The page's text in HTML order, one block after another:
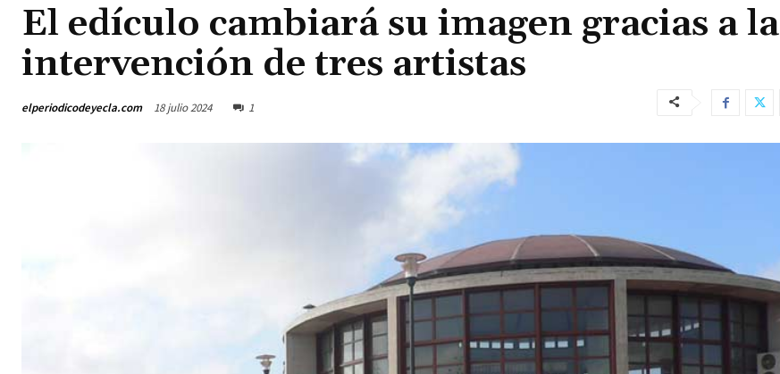
El edículo cambiará su imagen gracias a la
intervención de tres artistas
elperiodicodeyecla.com 18 julio 2024 1